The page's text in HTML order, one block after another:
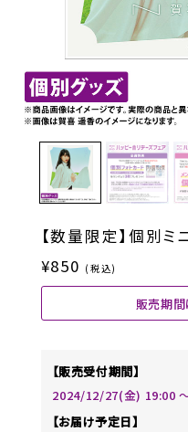
【数量限定】個別
¥850 (税込)
販売期間
【販売受付期間】
2024/12/27(金) 19:00
【お届け予定日】